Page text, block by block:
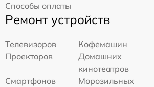
Способы оплаты
Ремонт устройств
Телевизоров
Кофемашин
Проекторов
Домашних
кинотеатров
Смартфонов
Морозильных